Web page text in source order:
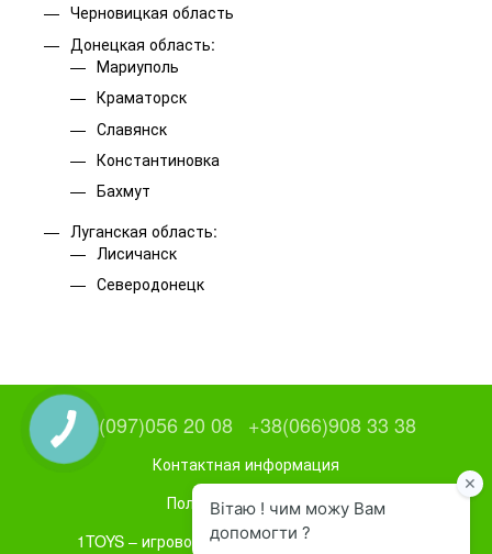
Черновицкая область
Донецкая область:
Мариуполь
Краматорск
Славянск
Константиновка
Бахмут
Луганская область:
Лисичанск
Северодонецк
+38(097)056 20 08 +38(066)908 33 38
Контактная информация
Полная версия сайта
1TOYS – игровое и спортивное оборудование